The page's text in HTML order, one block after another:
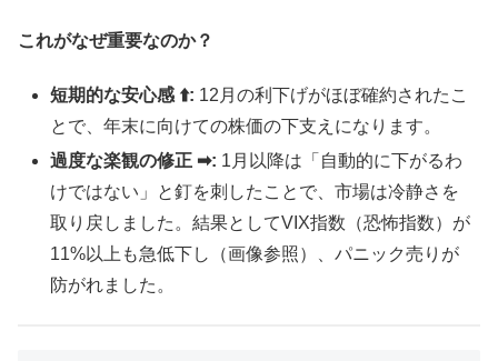
これがなぜ重要なのか？
短期的な安心感 ⬆️: 12月の利下げがほぼ確約されたこ
とで、年末に向けての株価の下支えになります。
過度な楽観の修正 ➡︎: 1月以降は「自動的に下がるわ
けではない」と釘を刺したことで、市場は冷静さを
取り戻しました。結果としてVIX指数（恐怖指数）が
11%以上も急低下し（画像参照）、パニック売りが
防がれました。